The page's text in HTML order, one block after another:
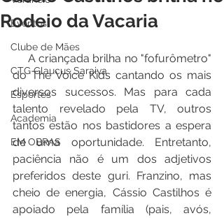
Eventos
Clube de Mães
CTG Glaucus Saraiva
Esportes
Academia
EM OBRAS
Rodeio da Vacaria
do The Voice Kids cantando os mais
diversos sucessos. Mas para cada
talento revelado pela TV, outros
tantos estão nos bastidores a espera
de uma oportunidade. Entretanto,
paciência não é um dos adjetivos
preferidos deste guri. Franzino, mas
cheio de energia, Cássio Castilhos é
apoiado pela família (pais, avós,